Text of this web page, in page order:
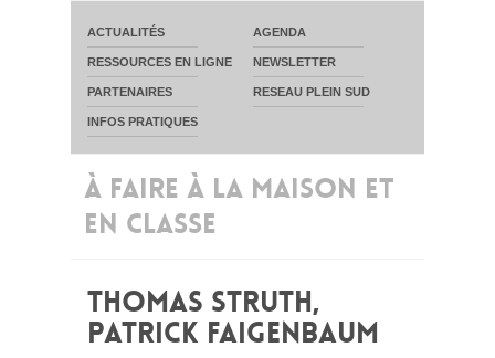
ACTUALITÉS AGENDA
RESSOURCES EN LIGNE NEWSLETTER
PARTENAIRES RESEAU PLEIN SUD
INFOS PRATIQUES
À FAIRE À LA MAISON ET
EN CLASSE
THOMAS STRUTH,
PATRICK FAIGENBAUM